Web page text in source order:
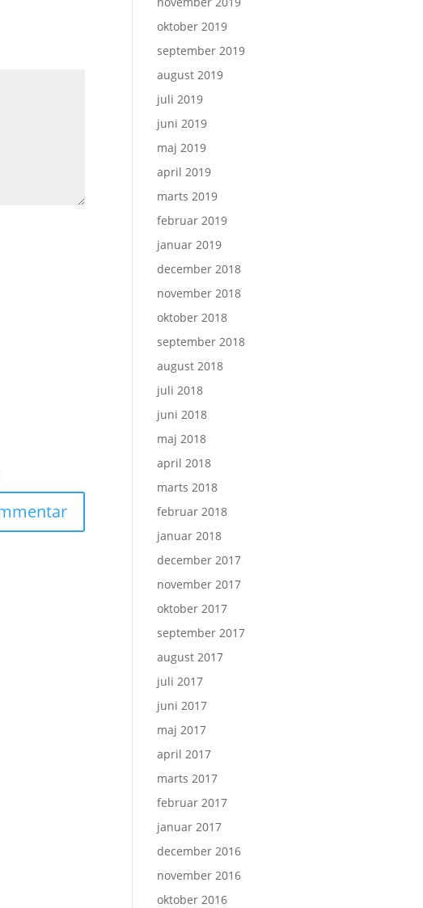
oktober 2019
september 2019
august 2019
juli 2019
juni 2019
maj 2019
april 2019
marts 2019
februar 2019
januar 2019
december 2018
november 2018
oktober 2018
september 2018
august 2018
juli 2018
juni 2018
maj 2018
april 2018
marts 2018
februar 2018
januar 2018
december 2017
november 2017
oktober 2017
september 2017
august 2017
juli 2017
juni 2017
maj 2017
april 2017
marts 2017
februar 2017
januar 2017
december 2016
november 2016
oktober 2016